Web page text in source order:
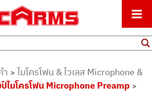
กชนิด ตั้งแต่เริ่มต้นถึงมืออาชีพ
า > ไมโครโฟน & ไวเลส Microphone &
ไมโครโฟน Microphone Preamp >